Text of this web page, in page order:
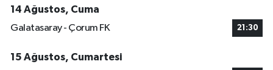
14 Ağustos, Cuma
Galatasaray - Çorum FK
21:30
15 Ağustos, Cumartesi